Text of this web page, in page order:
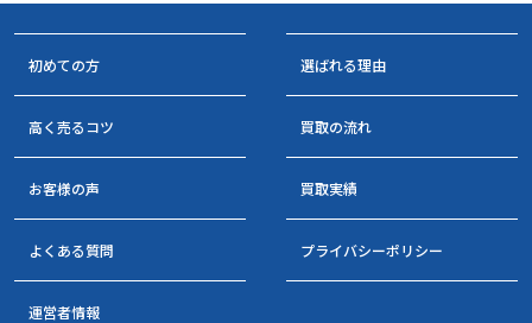
初めての方 選ばれる理由
高く売るコツ 買取の流れ
お客様の声 買取実績
よくある質問 プライバシーポリシー
運営者情報